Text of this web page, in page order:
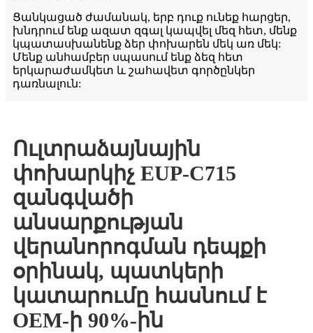
Ցանկացած ժամանակ, երբ դուք ունեք հարցեր,
խնդրում ենք ազատ զգալ կապվել մեզ հետ, մենք
կպատասխանենք ձեր փոխարեն մեկ առ մեկ:
Մենք անհամբեր սպասում ենք ձեզ հետ
երկարաժամկետ և շահավետ գործընկեր
դառնալուն:
Ուլտրաձայնային
փոխարկիչ EUP-C715
զանգվածի
անսարքության
վերանորոգման դեպքի
օրինակ, պատկերի
կատարումը հասնում է
OEM-ի 90%-ին